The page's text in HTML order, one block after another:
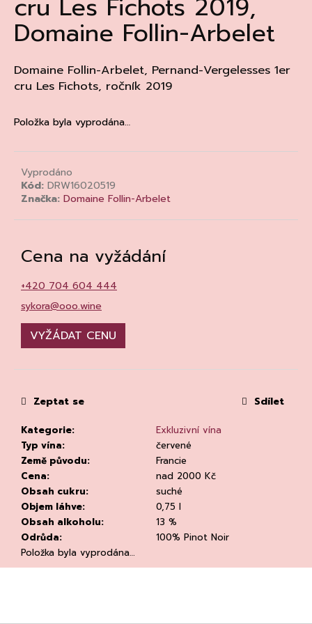
cru Les Fichots 2019,
Domaine Follin-Arbelet
Domaine Follin-Arbelet, Pernand-Vergelesses 1er
cru Les Fichots, ročník 2019
Položka byla vyprodána…
Vyprodáno
Kód: DRW16020519
Značka: Domaine Follin-Arbelet
Cena na vyžádání
+420 704 604 444
sykora@ooo.wine
VYŽÁDAT CENU
Kategorie:
Exkluzivní vína
Typ vína:
červené
Země původu:
Francie
Cena:
nad 2000 Kč
Obsah cukru:
suché
Objem láhve:
0,75 l
Obsah alkoholu:
13 %
Odrůda:
100% Pinot Noir
Položka byla vyprodána…
Zeptat se Sdílet
a
j
t
?
D
p
u
č
u
m
PROSECCO
DOC
EXTRA-
DRY,
CANTINE
TORRESELLA